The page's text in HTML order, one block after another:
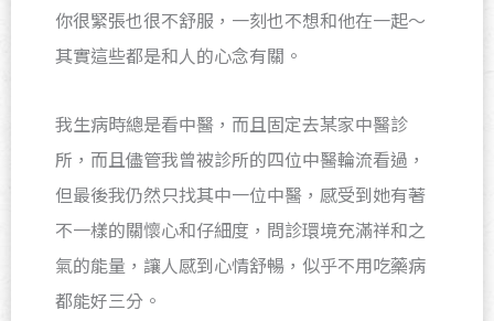
你很緊張也很不舒服，一刻也不想和他在一起～
其實這些都是和人的心念有關。
我生病時總是看中醫，而且固定去某家中醫診
所，而且儘管我曾被診所的四位中醫輪流看過，
但最後我仍然只找其中一位中醫，感受到她有著
不一樣的關懷心和仔細度，問診環境充滿祥和之
氣的能量，讓人感到心情舒暢，似乎不用吃藥病
都能好三分。